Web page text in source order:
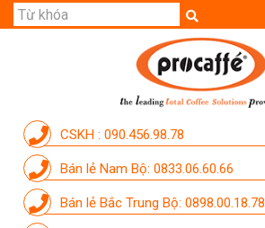
CSKH : 090.456.98.78
Bán lẻ Nam Bộ: 0833.06.60.66
Bán lẻ Bắc Trung Bộ: 0898.00.18.78
DỊCH VỤ
CẨM NANG
THÀNH VIÊN PROCAFFE